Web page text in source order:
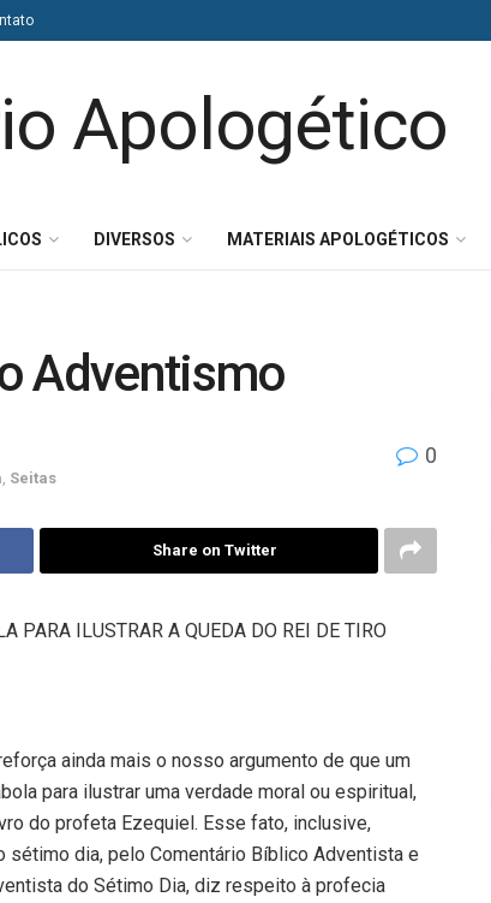
DIVERSOS MATERIAIS APOLOGÉTICOS
Adventismo
Seitas
0
Share on Twitter
PARA ILUSTRAR A QUEDA DO REI DE TIRO
ainda mais o nosso argumento de que um
para ilustrar uma verdade moral ou espiritual,
do profeta Ezequiel. Esse fato, inclusive,
dia, pelo Comentário Bíblico Adventista e
do Sétimo Dia, diz respeito à profecia